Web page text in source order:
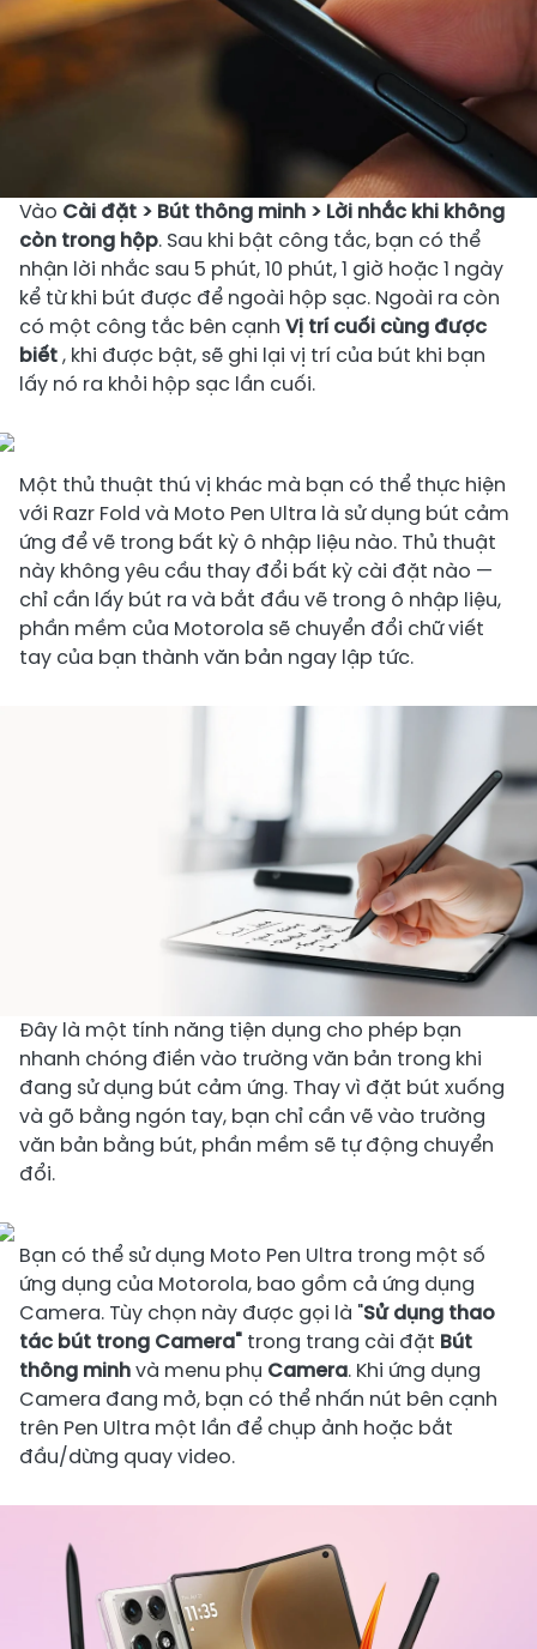
Vào Cài đặt > Bút thông minh > Lời nhắc khi không
còn trong hộp. Sau khi bật công tắc, bạn có thể
nhận lời nhắc sau 5 phút, 10 phút, 1 giờ hoặc 1 ngày
kể từ khi bút được để ngoài hộp sạc. Ngoài ra còn
có một công tắc bên cạnh Vị trí cuối cùng được
biết, khi được bật, sẽ ghi lại vị trí của bút khi bạn
lấy nó ra khỏi hộp sạc lần cuối.
Một thủ thuật thú vị khác mà bạn có thể thực hiện
với Razr Fold và Moto Pen Ultra là sử dụng bút cảm
ứng để vẽ trong bất kỳ ô nhập liệu nào. Thủ thuật
này không yêu cầu thay đổi bất kỳ cài đặt nào —
chỉ cần lấy bút ra và bắt đầu vẽ trong ô nhập liệu,
phần mềm của Motorola sẽ chuyển đổi chữ viết
tay của bạn thành văn bản ngay lập tức.
Đây là một tính năng tiện dụng cho phép bạn
nhanh chóng điền vào trường văn bản trong khi
đang sử dụng bút cảm ứng. Thay vì đặt bút xuống
và gõ bằng ngón tay, bạn chỉ cần vẽ vào trường
văn bản bằng bút, phần mềm sẽ tự động chuyển
đổi.
Bạn có thể sử dụng Moto Pen Ultra trong một số
ứng dụng của Motorola, bao gồm cả ứng dụng
Camera. Tùy chọn này được gọi là "Sử dụng thao
tác bút trong Camera" trong trang cài đặt Bút
thông minhvà menu phụ Camera. Khi ứng dụng
Camera đang mở, bạn có thể nhấn nút bên cạnh
trên Pen Ultra một lần để chụp ảnh hoặc bắt
đầu/dừng quay video.